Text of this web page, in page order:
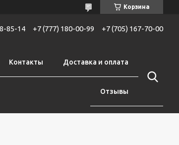
Корзина
85-14 +7 (777) 180-00-99 +7 (705) 167-70-00
Контакты Доставка и оплата
Отзывы